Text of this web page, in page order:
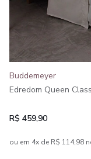
Buddemeyer
Edredom Queen
R$ 459,90
ou em 4x de R$ 114,98